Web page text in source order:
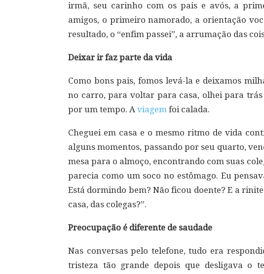
irmã, seu carinho com os pais e avós, a
amigos, o primeiro namorado, a orientação
resultado, o “enfim passei”, a arrumação das
Deixar ir faz parte da vida
Como bons pais, fomos levá-la e deixamos
no carro, para voltar para casa, olhei para trás
por um tempo. A viagem foi calada.
Cheguei em casa e o mesmo ritmo de vida
alguns momentos, passando por seu quarto,
mesa para o almoço, encontrando com suas
parecia como um soco no estômago. Eu
Está dormindo bem? Não ficou doente? E a
casa, das colegas?”.
Preocupação é diferente de saudade
Nas conversas pelo telefone, tudo era
tristeza tão grande depois que desligava o